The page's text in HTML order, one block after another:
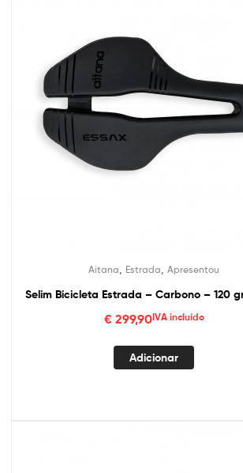
Aitana Estrada Apresentou
Selim Bicicleta Estrada – Carbono – 120
€299,90IVA incluído
Adicionar